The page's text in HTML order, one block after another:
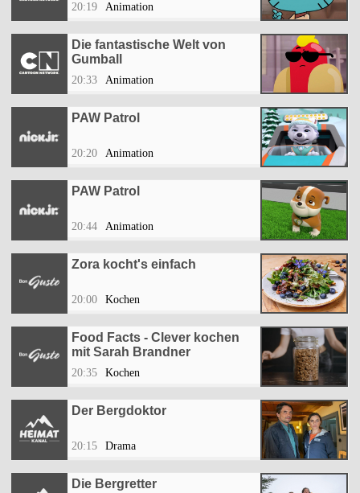
20:19 Animation
Die fantastische Welt von
Gumball
20:33 Animation
PAW Patrol
20:20 Animation
PAW Patrol
20:44 Animation
Zora kocht's einfach
20:00 Kochen
Food Facts - Clever kochen
mit Sarah Brandner
20:35 Kochen
Der Bergdoktor
20:15 Drama
Die Bergretter